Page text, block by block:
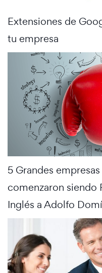
Extensiones de
tu empresa
5 Grandes
comenzaron siendo
Inglés a Adolfo